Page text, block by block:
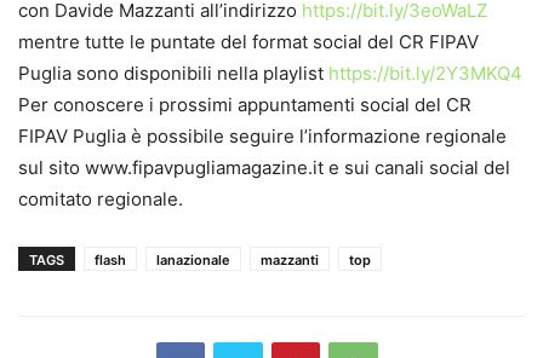
con Davide Mazzanti all’indirizzo https://bit.ly/3eoWaLZ
mentre tutte le puntate del format social del CR FIPAV
Puglia sono disponibili nella playlist https://bit.ly/2Y3MKQ4
Per conoscere i prossimi appuntamenti social del CR
FIPAV Puglia è possibile seguire l’informazione regionale
sul sito www.fipavpugliamagazine.it e sui canali social del
comitato regionale.
TAGS flash lanazionale mazzanti top